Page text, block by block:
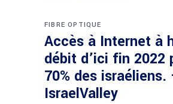
FIBRE OPTIQUE
Accès à Internet à
débit d’ici fin 2022
70% des israéliens.
IsraelValley